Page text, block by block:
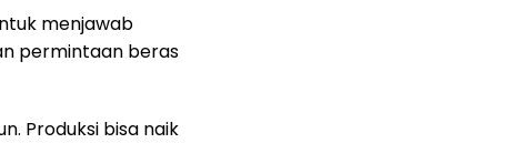
menjawab
permintaan beras
Produksi bisa naik